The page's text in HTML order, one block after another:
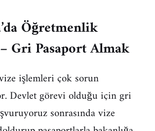
Öğretmenlik
Gri Pasaport Almak
işlemleri çok sorun
Devlet görevi olduğu için gri
sonrasında vize